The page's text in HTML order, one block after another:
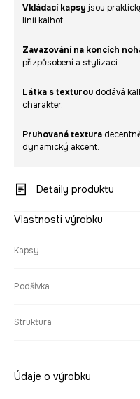
Vkládací kapsy jsou
linii kalhot.
Zavazování na koncích
přizpůsobení a stylizaci.
Látka s texturou dodává
charakter.
Pruhovaná textura
dynamický akcent.
Detaily produktu
Vlastnosti výrobku
Kapsy
Podšívka
Struktura
Údaje o výrobku